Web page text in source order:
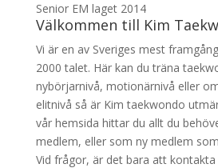
Senior EM laget 2014
Välkommen till Kim
Vi är en av Sveriges mest
2000 talet. Här kan du träna
nybörjarnivå, motionärnivå eller
elitnivå så är Kim taekwondo
vår hemsida hittar du allt du
medlem, eller som ny medlem
Vid frågor, är det bara att kontakta